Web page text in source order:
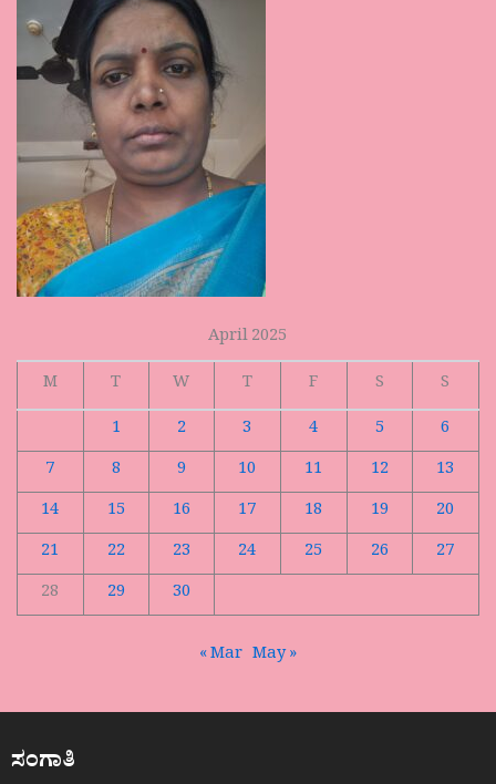
April 2025
M
T W T F S
S
1
2 3 4 5
6
7
8 9 10 11 12
13
14
15 16 17 18 19
20
21
22 23 24 25 26
27
28
29 30
« Mar May »
ಸಂಗಾತಿ